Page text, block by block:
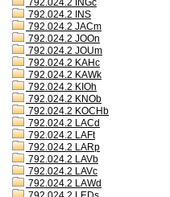
792.024.2 INGc
792.024.2 INS
792.024.2 JACm
792.024.2 JOOn
792.024.2 JOUm
792.024.2 KAHc
792.024.2 KAWk
792.024.2 KIOh
792.024.2 KNOb
792.024.2 KOCHb
792.024.2 LACd
792.024.2 LAFt
792.024.2 LARp
792.024.2 LAVb
792.024.2 LAVc
792.024.2 LAWd